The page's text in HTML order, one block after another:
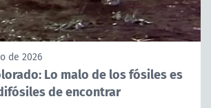
de 2026
Lo malo de los fósiles es
de encontrar